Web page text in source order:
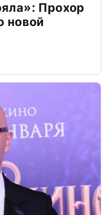
Прохор
новой